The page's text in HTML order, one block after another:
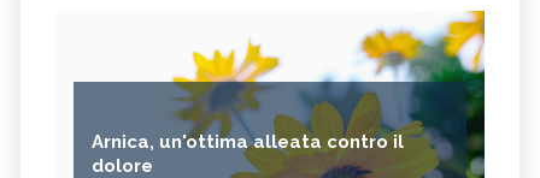
Arnica, un'ottima alleata contro il
dolore